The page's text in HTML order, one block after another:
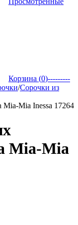
Корзина (0)---------
/Сорочки из
Mia Inessa 17264
Mia-Mia